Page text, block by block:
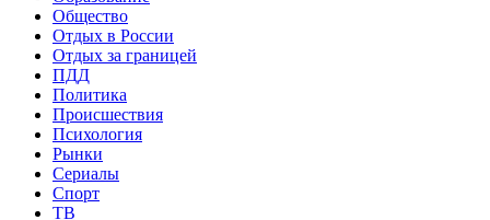
Общество
Отдых в России
Отдых за границей
ПДД
Политика
Происшествия
Психология
Рынки
Сериалы
Спорт
ТВ